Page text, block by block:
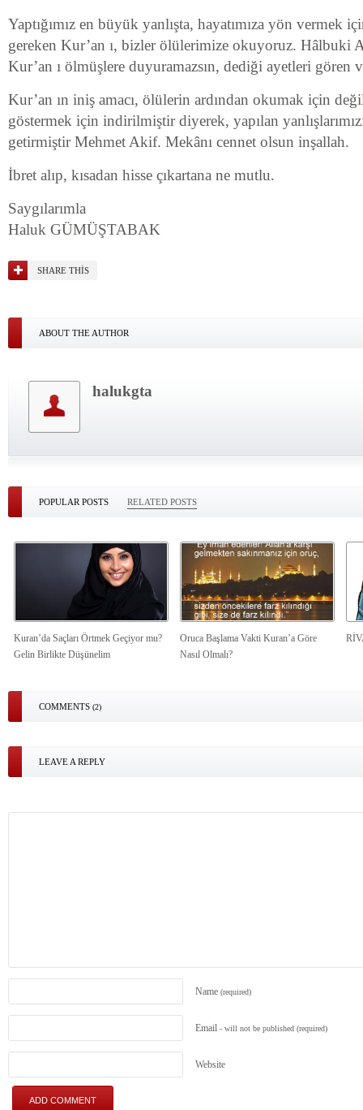
Yaptığımız en büyük yanlışta, hayatımıza yön vermek
gereken Kur’an ı, bizler ölülerimize okuyoruz. Hâlbuki
Kur’an ı ölmüşlere duyuramazsın, dediği ayetleri gören
Kur’an ın iniş amacı, ölülerin ardından okumak için
göstermek için indirilmiştir diyerek, yapılan
getirmiştir Mehmet Akif. Mekânı cennet olsun inşallah.
İbret alıp, kısadan hisse çıkartana ne mutlu.
Saygılarımla
Haluk GÜMÜŞTABAK
SHARE THIS
ABOUT THE AUTHOR
halukgta
POPULAR POSTS RELATED POSTS
Kuran’da Saçları Örtmek Geçiyor mu?
Gelin Birlikte Düşünelim
Oruca Başlama Vakti Kuran’a Göre
Nasıl Olmalı?
COMMENTS (2)
LEAVE A REPLY
Name (required)
Email - will not be published (required)
Website